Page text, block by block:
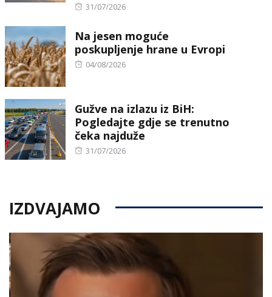
Posted
31/07/2026
Na jesen moguće
poskupljenje hrane u Evropi
Posted
04/08/2026
Gužve na izlazu iz BiH:
Pogledajte gdje se trenutno
čeka najduže
Posted
31/07/2026
IZDVAJAMO